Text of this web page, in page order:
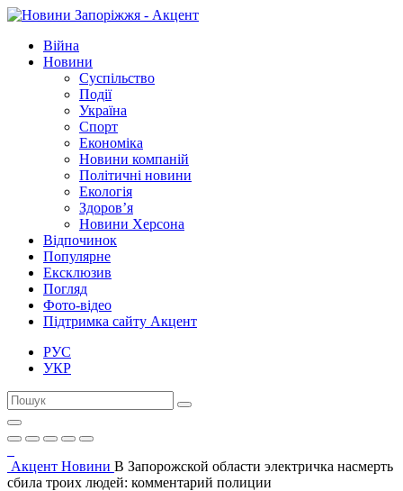
Війна
Новини
Суспільство
Події
Україна
Спорт
Економіка
Новини компаній
Політичні новини
Екологія
Здоров’я
Новини Херсона
Відпочинок
Популярне
Ексклюзив
Погляд
Фото-відео
Підтримка сайту Акцент
РУС
УКР
Акцент Новини В Запорожской области электричка насмерть
сбила троих людей: комментарий полиции